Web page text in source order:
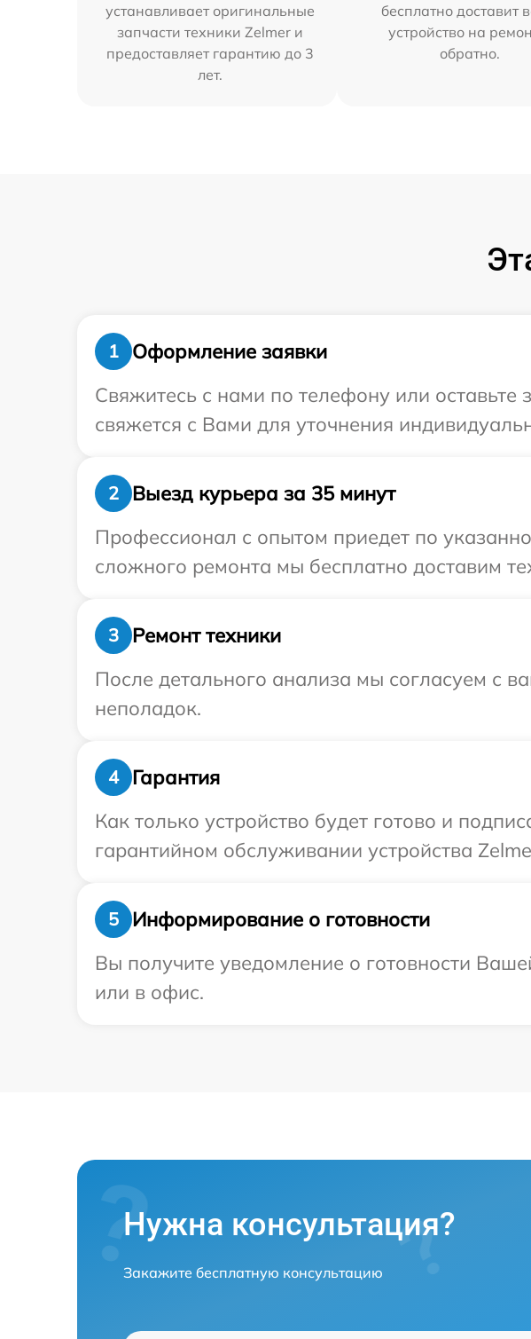
устанавливает оригинальные
запчасти техники Zelmer и
предоставляет гарантию до 3
лет.
бесплатно доставит
устройство на
обратно.
1
Оформление заявки
Свяжитесь с нами по телефону или оставьте
свяжется с Вами для уточнения
2
Выезд курьера за 35 минут
Профессионал с опытом приедет по
сложного ремонта мы бесплатно доставим
3
Ремонт техники
После детального анализа мы согласуем с
неполадок.
4
Гарантия
Как только устройство будет готово и
гарантийном обслуживании устройства
5
Информирование о готовности
Вы получите уведомление о готовности
или в офис.
Нужна консультация?
Закажите бесплатную консультацию